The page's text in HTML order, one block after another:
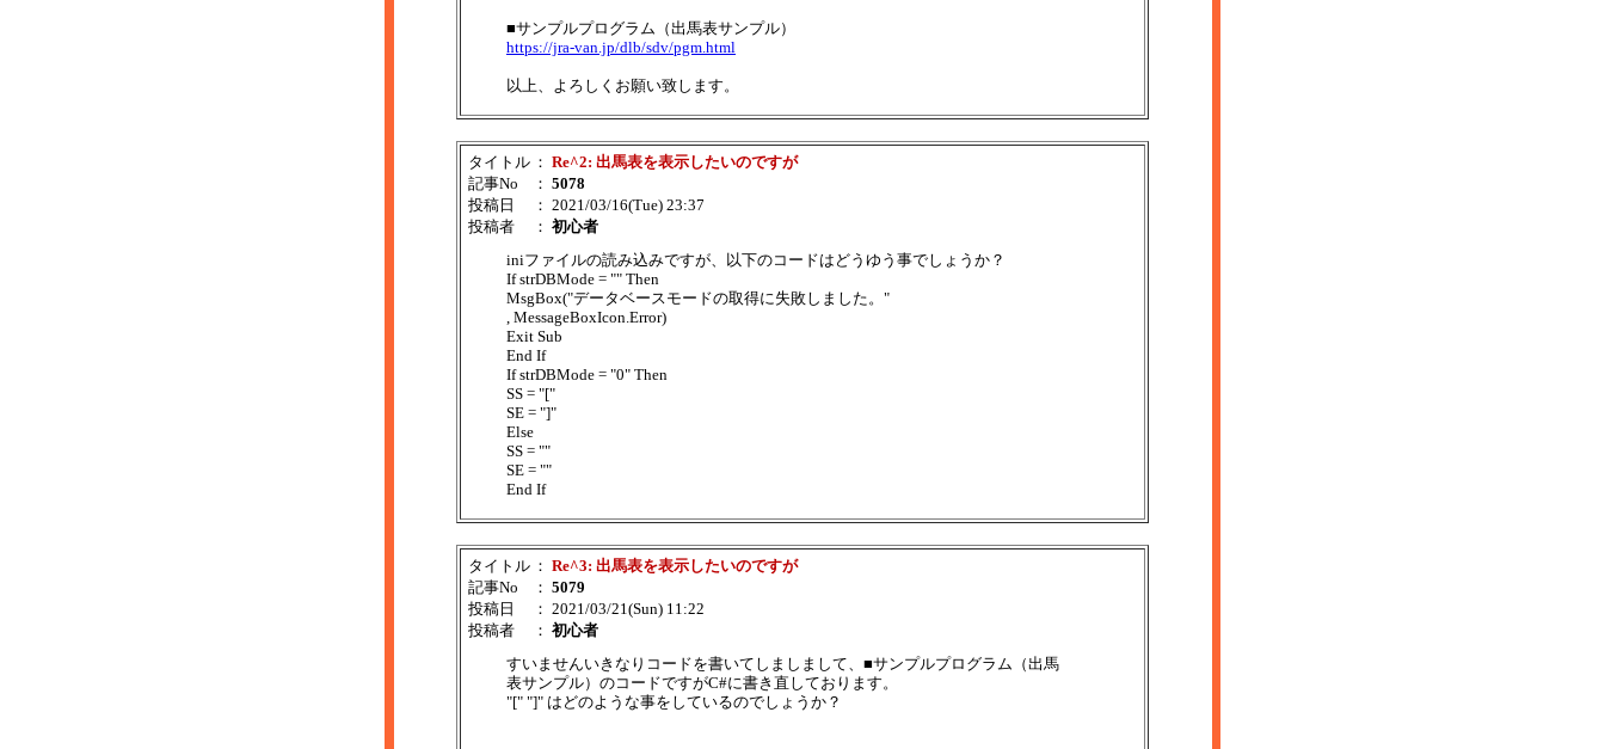
■サンプルプログラム（出馬表サンプル）
https://jra-van.jp/dlb/sdv/pgm.html
以上、よろしくお願い致します。
タイトル ： Re^2: 出馬表を表示したいのですが
記事No
： 5078
投稿日
： 2021/03/16(Tue) 23:37
投稿者
： 初心者
iniファイルの読み込みですが、以下のコードはどうゆう事でしょうか？
If strDBMode = "" Then
MsgBox("データベースモードの取得に失敗しました。"
, MessageBoxIcon.Error)
Exit Sub
End If
If strDBMode = "0" Then
SS = "["
SE = "]"
Else
SS = ""
SE = ""
End If
タイトル ： Re^3: 出馬表を表示したいのですが
記事No
： 5079
投稿日
： 2021/03/21(Sun) 11:22
投稿者
： 初心者
すいませんいきなりコードを書いてしましまして、■サンプルプログラム（出馬
表サンプル）のコードですがC#に書き直しております。
"[" "]" はどのような事をしているのでしょうか？